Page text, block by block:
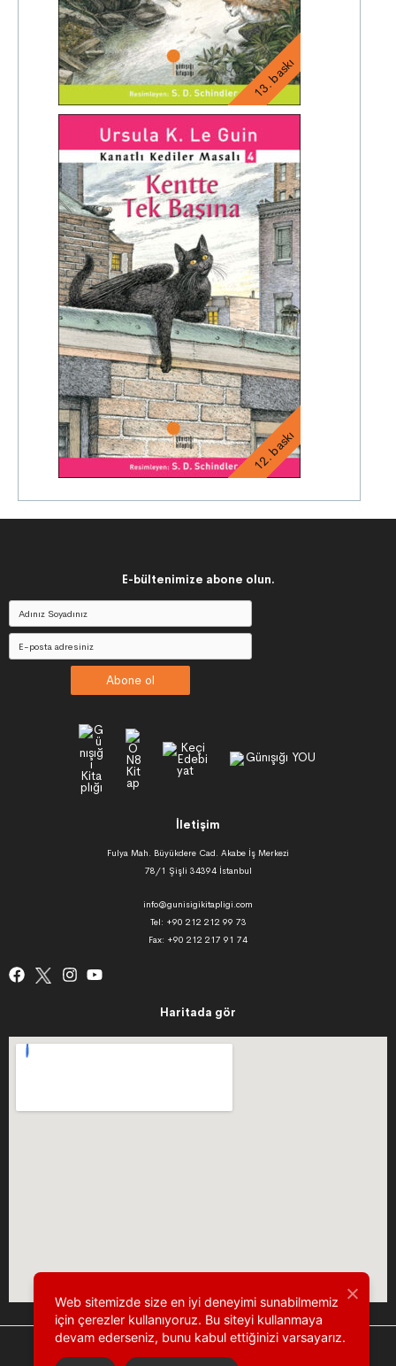
13. baskı
12. baskı
E-bültenimize abone olun.
Abone ol
İletişim
Fulya Mah. Büyükdere Cad. Akabe İş Merkezi
78/1 Şişli 34394 İstanbul
info@gunisigikitapligi.com
Tel: +90 212 212 99 73
Fax: +90 212 217 91 74
Haritada gör
Web sitemizde size en iyi deneyimi sunabilmemiz
için çerezler kullanıyoruz. Bu siteyi kullanmaya
devam ederseniz, bunu kabul ettiğinizi varsayarız.